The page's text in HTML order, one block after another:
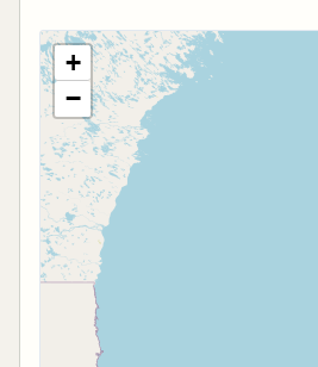
+
−